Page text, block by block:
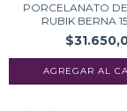
PORCELANATO
RUBIK BERNA